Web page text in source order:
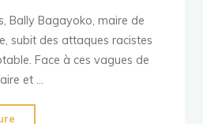
Bally Bagayoko, maire de
subit des attaques racistes
Face à ces vagues de
et …